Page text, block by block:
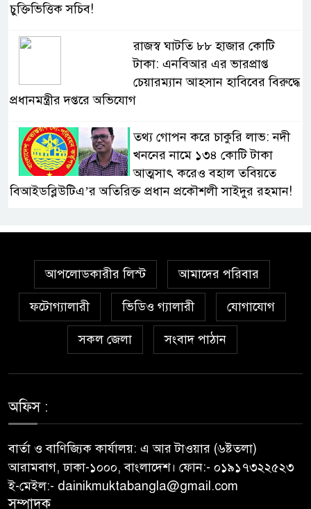
চুক্তিভিত্তিক সচিব!
রাজস্ব ঘাটতি ৮৮ হাজার কোটি
টাকা: এনবিআর এর ভারপ্রাপ্ত
চেয়ারম্যান আহসান হাবিবের বিরুদ্ধে
প্রধানমন্ত্রীর দপ্তরে অভিযোগ
তথ্য গোপন করে চাকুরি লাভ: নদী
খননের নামে ১৩৪ কোটি টাকা
আত্মসাৎ করেও বহাল তবিয়তে
বিআইডব্লিউটিএ’র অতিরিক্ত প্রধান প্রকৌশলী সাইদুর রহমান!
তোয়াক্কা করছেন না চুক্তিভিত্তিক
বিআইডব্লিউটিএর সহকারী সমন্বয়
কর্মকর্তা আহসান হাবীবের বিরুদ্ধে
কোটি কোটি টাকার অবৈধ সম্পদ
অর্জনের অভিযোগ!
দেহভোগ: অতিরিক্ত ডিআইজি
জহিরুলের বিরুদ্ধে গ্রেপ্তারি পরোয়ানা
স্বাস্থ্য মন্ত্রণালয়ের কাঁধে দুর্নীতির ভুত:
আপলোডকারীর লিস্ট আমাদের পরিবার
ফটোগ্যালারী ভিডিও গ্যালারী যোগাযোগ
সকল জেলা সংবাদ পাঠান
অফিস :
বার্তা ও বাণিজ্যিক কার্যালয়: এ আর টাওয়ার (৬ষ্টতলা)
আরামবাগ, ঢাকা-১০০০, বাংলাদেশ। ফোন:- ০১৯১৭৩২২৫২৩
ই-মেইল:- dainikmuktabangla@gmail.com
সম্পাদক